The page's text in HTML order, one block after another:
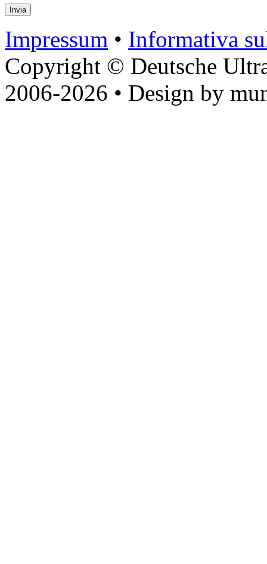
Impressum • Informativa
Copyright © Deutsche
2006-2026 • Design by